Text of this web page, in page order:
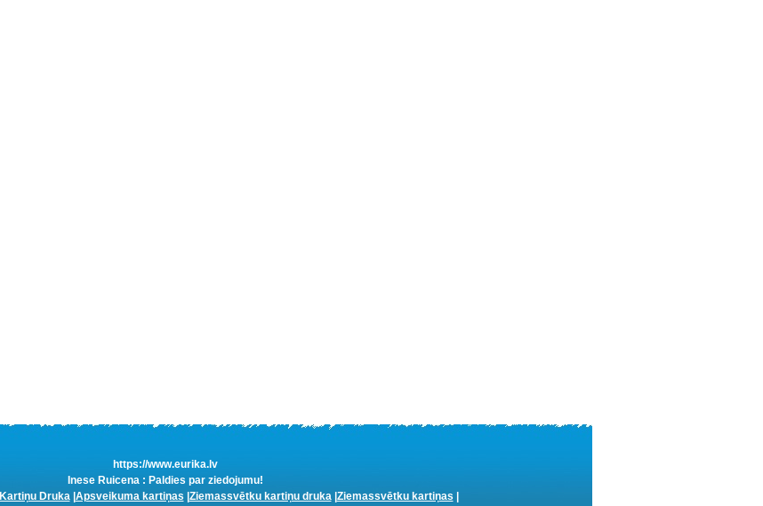
https://www.eurika.lv
Inese Ruicena : Paldies par ziedojumu!
Kartiņu Druka| Apsveikuma kartiņas Ziemassvētku kartiņu druka| Ziemassvētku kartiņas